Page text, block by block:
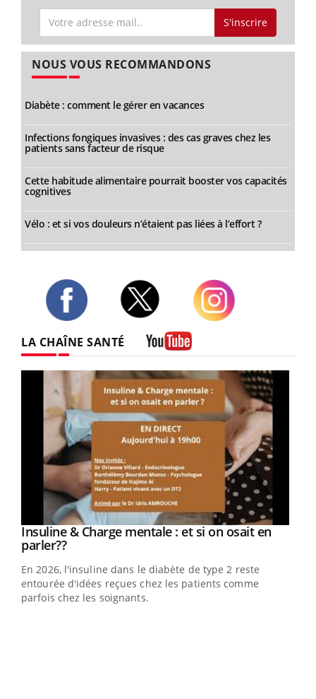
S'inscrire
NOUS VOUS RECOMMANDONS
Diabète : comment le gérer en vacances
Infections fongiques invasives : des cas graves chez les
patients sans facteur de risque
Cette habitude alimentaire pourrait booster vos capacités
cognitives
Vélo : et si vos douleurs n’étaient pas liées à l’effort ?
LA CHAÎNE SANTÉ
Youtube
Insuline & Charge mentale : et si on osait en
parler??Youtube
En 2026, l'insuline dans le diabète de type 2 reste
entourée d'idées reçues chez les patients comme
parfois chez les soignants.